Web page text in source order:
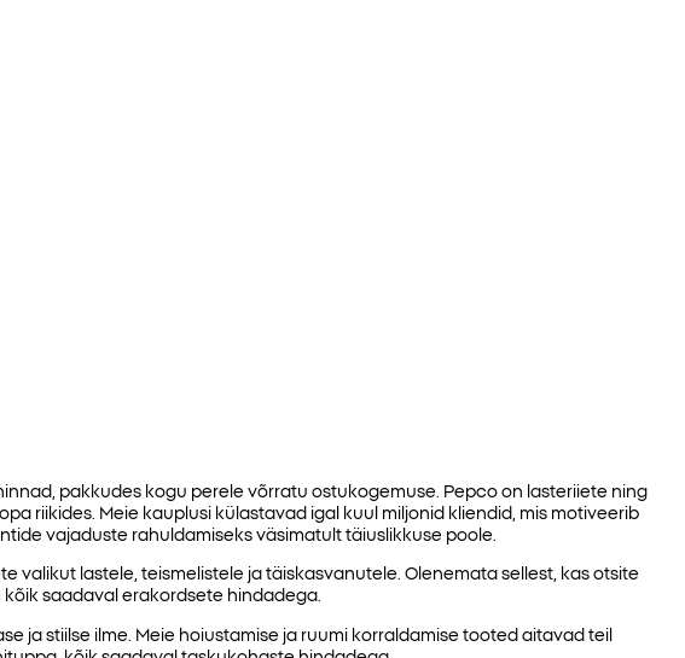
pakkudes kogu perele võrratu ostukogemuse. Pepco on lasteriiete ning
riikides. Meie kauplusi külastavad igal kuul miljonid kliendid, mis motiveerib
vajaduste rahuldamiseks väsimatult täiuslikkuse poole.
valikut lastele, teismelistele ja täiskasvanutele. Olenemata sellest, kas otsite
saadaval erakordsete hindadega.
ja stiilse ilme. Meie hoiustamise ja ruumi korraldamise tooted aitavad teil